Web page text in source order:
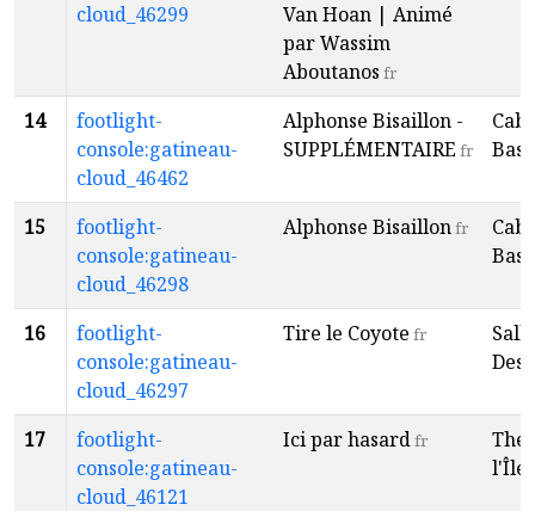
cloud_46299
Van Hoan | Animé
par Wassim
Aboutanos fr
14
footlight-
console:gatineau-
cloud_46462
Alphonse Bisaillon -
SUPPLÉMENTAIRE fr
15
footlight-
console:gatineau-
cloud_46298
Alphonse Bisaillonfr
16
footlight-
console:gatineau-
cloud_46297
Tire le Coyote fr
17
footlight-
console:gatineau-
cloud_46121
Ici par hasardfr
l'Île